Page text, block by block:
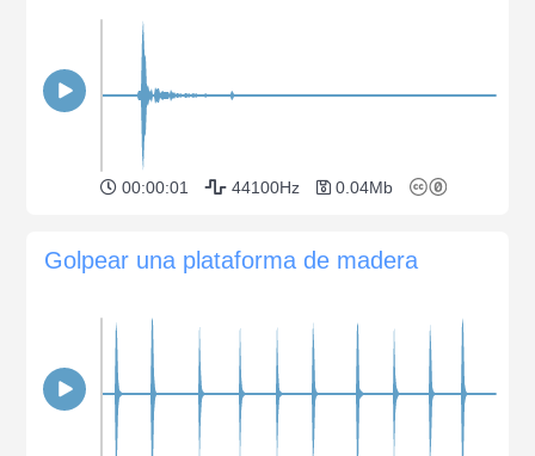
00:00:01 44100Hz 0.04Mb
Golpear una plataforma de madera